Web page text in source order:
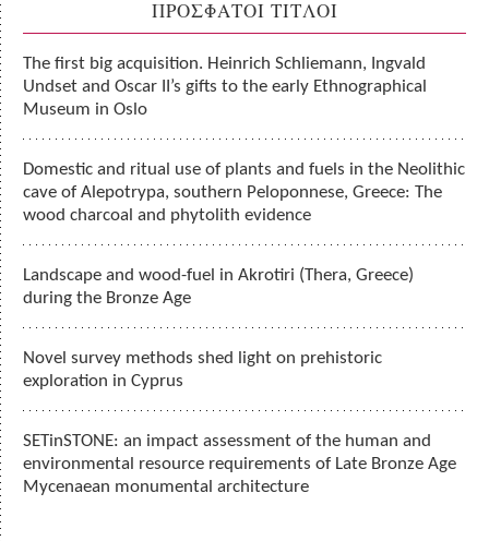
ΠΡΟΣΦΑΤΟΙ ΤΙΤΛΟΙ
The first big acquisition. Heinrich Schliemann, Ingvald
Undset and Oscar II’s gifts to the early Ethnographical
Museum in Oslo
Domestic and ritual use of plants and fuels in the Neolithic
cave of Alepotrypa, southern Peloponnese, Greece: The
wood charcoal and phytolith evidence
Landscape and wood-fuel in Akrotiri (Thera, Greece)
during the Bronze Age
Novel survey methods shed light on prehistoric
exploration in Cyprus
SETinSTONE: an impact assessment of the human and
environmental resource requirements of Late Bronze Age
Mycenaean monumental architecture